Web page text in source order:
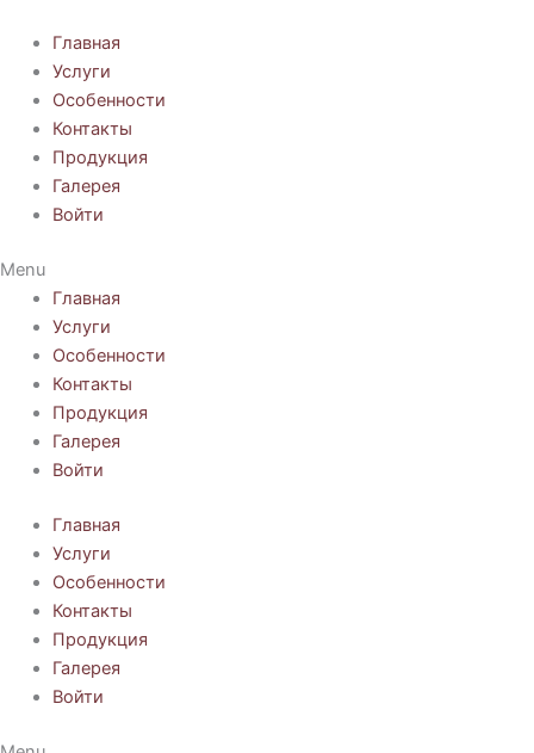
содержимому
Главная
Услуги
Особенности
Контакты
Продукция
Галерея
Войти
Menu
Главная
Услуги
Особенности
Контакты
Продукция
Галерея
Войти
Главная
Услуги
Особенности
Контакты
Продукция
Галерея
Войти